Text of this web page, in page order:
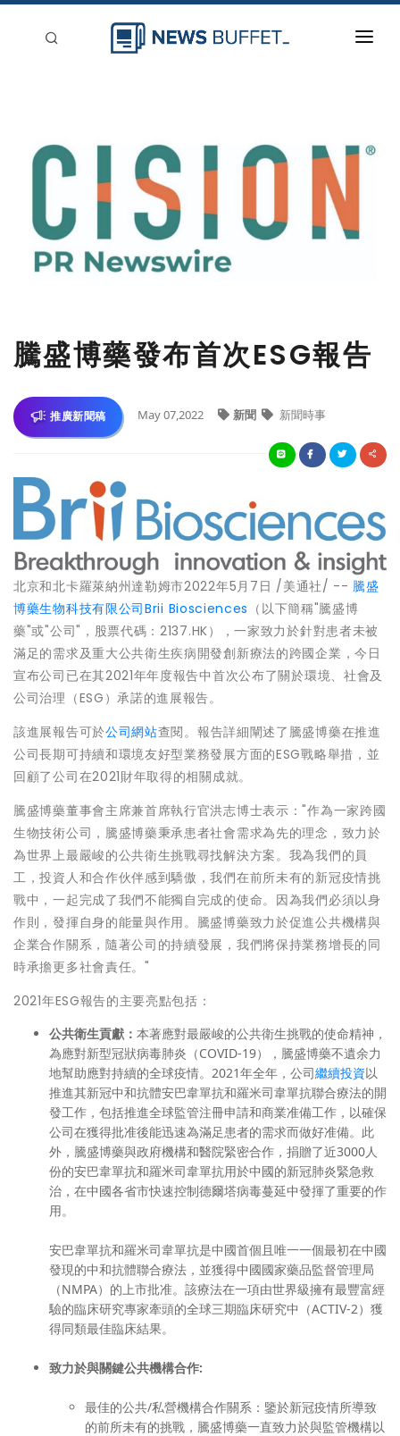
登入
騰盛博藥發布首次ESG報告
推廣新聞稿 May 07,2022 新聞 新聞時事
北京和北卡羅萊納州達勒姆市2022年5月7日 /美通社/ -- 騰盛
博藥生物科技有限公司Brii Biosciences （以下簡稱"騰盛博
藥"或"公司"，股票代碼：2137.HK），一家致力於針對患者未被
滿足的需求及重大公共衛生疾病開發創新療法的跨國企業，今日
宣布公司已在其2021年年度報告中首次公布了關於環境、社會及
公司治理（ESG）承諾的進展報告。
該進展報告可於公司網站查閱。報告詳細闡述了騰盛博藥在推進
公司長期可持續和環境友好型業務發展方面的ESG戰略舉措，並
回顧了公司在2021財年取得的相關成就。
騰盛博藥董事會主席兼首席執行官洪志博士表示："作為一家跨國
生物技術公司，騰盛博藥秉承患者社會需求為先的理念，致力於
為世界上最嚴峻的公共衛生挑戰尋找解決方案。我為我們的員
工，投資人和合作伙伴感到驕傲，我們在前所未有的新冠疫情挑
戰中，一起完成了我們不能獨自完成的使命。因為我們必須以身
作則，發揮自身的能量與作用。騰盛博藥致力於促進公共機構與
企業合作關系，隨著公司的持續發展，我們將保持業務增長的同
時承擔更多社會責任。"
2021年ESG報告的主要亮點包括：
公共衛生貢獻： 本著應對最嚴峻的公共衛生挑戰的使命精神，
為應對新型冠狀病毒肺炎（COVID-19），騰盛博藥不遺余力
地幫助應對持續的全球疫情。2021年全年，公司繼續投資以
推進其新冠中和抗體安巴韋單抗和羅米司韋單抗聯合療法的開
發工作，包括推進全球監管注冊申請和商業准備工作，以確保
公司在獲得批准後能迅速為滿足患者的需求而做好准備。此
外，騰盛博藥與政府機構和醫院緊密合作，捐贈了近3000人
份的安巴韋單抗和羅米司韋單抗用於中國的新冠肺炎緊急救
治，在中國各省市快速控制德爾塔病毒蔓延中發揮了重要的作
用。
安巴韋單抗和羅米司韋單抗是中國首個且唯一一個最初在中國
發現的中和抗體聯合療法，並獲得中國國家藥品監督管理局
（NMPA）的上市批准。該療法在一項由世界級擁有最豐富經
驗的臨床研究專家牽頭的全球三期臨床研究中（ACTIV-2）獲
得同類最佳臨床結果。
致力於與關鍵公共機構合作:
最佳的公共/私營機構合作關系 ：鑒於新冠疫情所導致
的前所未有的挑戰，騰盛博藥一直致力於與監管機構以